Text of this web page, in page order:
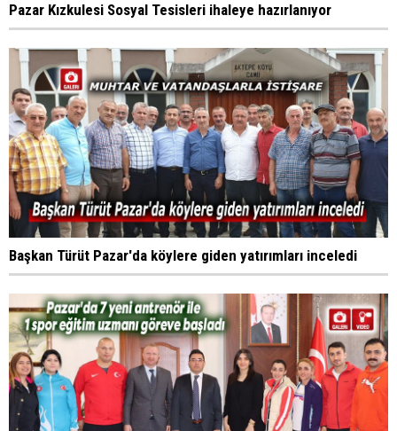
Pazar Kızkulesi Sosyal Tesisleri ihaleye hazırlanıyor
Başkan Türüt Pazar'da köylere giden yatırımları inceledi